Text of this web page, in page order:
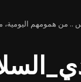
من همومهم اليومية،